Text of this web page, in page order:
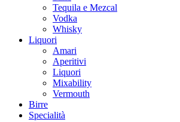
Tequila e Mezcal
Vodka
Whisky
Liquori
Amari
Aperitivi
Liquori
Mixability
Vermouth
Birre
Specialità